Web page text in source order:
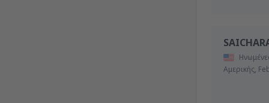
Αμερικής,